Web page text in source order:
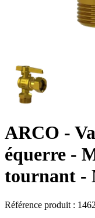
ARCO -
équerre -
tournant -
Référence produit :